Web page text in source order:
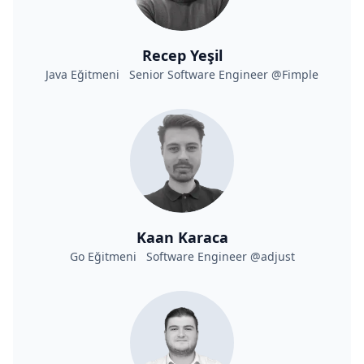
Recep Yeşil
Java Eğitmeni Senior Software Engineer @Fimple
Kaan Karaca
Go Eğitmeni Software Engineer @adjust